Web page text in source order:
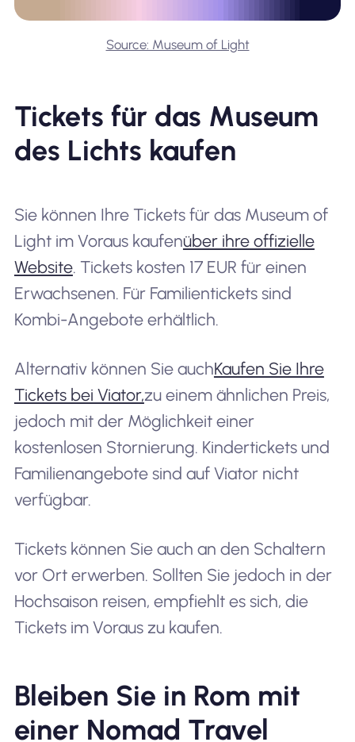
Source: Museum of Light
Tickets für das Museum
des Lichts kaufen
Sie können Ihre Tickets für das Museum of
Light im Voraus kaufenüber ihre offizielle
Website. Tickets kosten 17 EUR für einen
Erwachsenen. Für Familientickets sind
Kombi-Angebote erhältlich.
Alternativ können Sie auchKaufen Sie Ihre
Tickets bei Viator,zu einem ähnlichen Preis,
jedoch mit der Möglichkeit einer
kostenlosen Stornierung. Kindertickets und
Familienangebote sind auf Viator nicht
verfügbar.
Tickets können Sie auch an den Schaltern
vor Ort erwerben. Sollten Sie jedoch in der
Hochsaison reisen, empfiehlt es sich, die
Tickets im Voraus zu kaufen.
Bleiben Sie in Rom mit
einer Nomad Travel